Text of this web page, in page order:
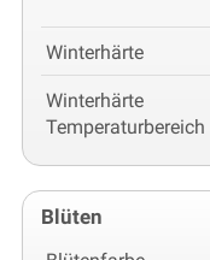
Winterhärte
Winterhärte
Temperaturbereich
Blüten